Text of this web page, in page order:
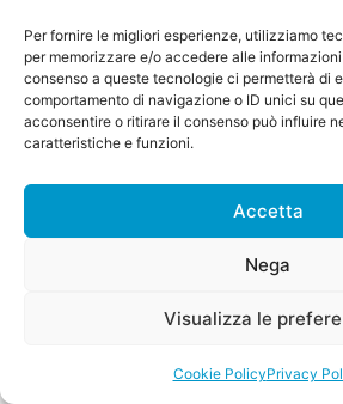
Per fornire le migliori esperienze, utilizziamo
per memorizzare e/o accedere alle
consenso a queste tecnologie ci permetterà di
comportamento di navigazione o ID unici su
acconsentire o ritirare il consenso può influire
caratteristiche e funzioni.
Accetta
Nega
Visualizza le
Cookie PolicyPrivacy